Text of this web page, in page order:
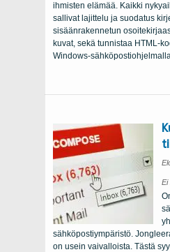
ihmisten elämää. Kaikki
sallivat lajittelu ja suodatus
sisäänrakennetun
kuvat, sekä tunnistaa HTML-
Windows-
Ei
sähköpostiympäristö.
on usein vaivalloista. Tästä